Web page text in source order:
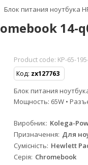
Блок питания ноутбука
14-
Product code: KP-65-
Код: zx127763
Блок питания
Мощность: 65W •
Виробник Kolega-
Призначення Для
Сумісність Hewlett
Серія Chromebook